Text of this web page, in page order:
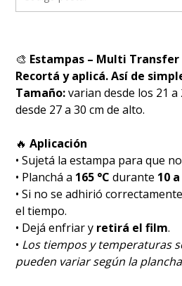
🎨 Estampas – Multi Transfer
Recortá y aplicá. Así de
Tamaño:varian desde los 21 a
desde 27 a 30 cm de alto.
🔥 Aplicación
• Sujetá la estampa para que
• Planchá a 165 °C durante 10
• Si no se adhirió
el tiempo.
• Dejá enfriar y retirá el film.
• Los tiempos y temperaturas
pueden variar según la